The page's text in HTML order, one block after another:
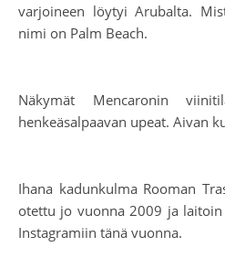
varjoineen löytyi Arubalta.
nimi on Palm Beach.
Näkymät Mencaronin
henkeäsalpaavan upeat. Aivan
Ihana kadunkulma Rooman
otettu jo vuonna 2009 ja
Instagramiin tänä vuonna.